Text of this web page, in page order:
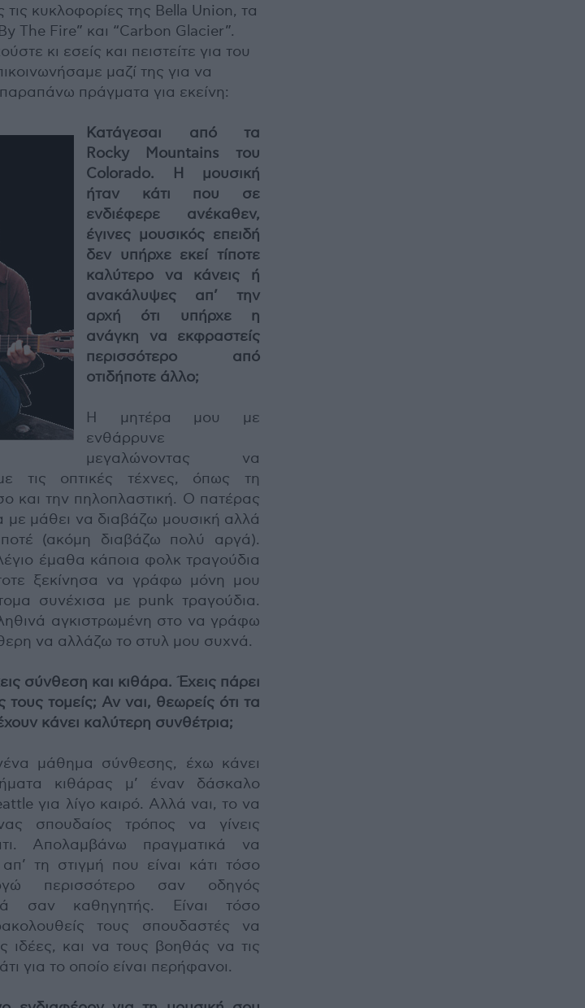
τις κυκλοφορίες της Bella Union, τα
The Fire” και “Carbon Glacier”.
κι εσείς και πειστείτε για του
μαζί της για να
πράγματα για εκείνη:
Κατάγεσαι από τα
Rocky Mountains του
Colorado. Η μουσική
ήταν κάτι που σε
ενδιέφερε ανέκαθεν,
έγινες μουσικός επειδή
δεν υπήρχε εκεί τίποτε
καλύτερο να κάνεις ή
ανακάλυψες απ’ την
αρχή ότι υπήρχε η
ανάγκη να εκφραστείς
περισσότερο από
οτιδήποτε άλλο;
Η μητέρα μου με
ενθάρρυνε
μεγαλώνοντας να
τις οπτικές τέχνες, όπως τη
και την πηλοπλαστική. Ο πατέρας
μάθει να διαβάζω μουσική αλλά
(ακόμη διαβάζω πολύ αργά).
έμαθα κάποια φολκ τραγούδια
ξεκίνησα να γράφω μόνη μου
συνέχισα με punk τραγούδια.
αγκιστρωμένη στο να γράφω
να αλλάζω το στυλ μου συχνά.
σύνθεση και κιθάρα. Έχεις πάρει
τομείς; Αν ναι, θεωρείς ότι τα
κάνει καλύτερη συνθέτρια;
μάθημα σύνθεσης, έχω κάνει
κιθάρας μ’ έναν δάσκαλο
για λίγο καιρό. Αλλά ναι, το να
σπουδαίος τρόπος να γίνεις
Απολαμβάνω πραγματικά να
τη στιγμή που είναι κάτι τόσο
περισσότερο σαν οδηγός
σαν καθηγητής. Είναι τόσο
τους σπουδαστές να
ιδέες, και να τους βοηθάς να τις
για το οποίο είναι περήφανοι.